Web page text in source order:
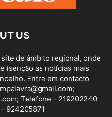
US
de âmbito regional, onde
isenção as notícias mais
Entre em contacto
Telefone - 219202240;
924205871